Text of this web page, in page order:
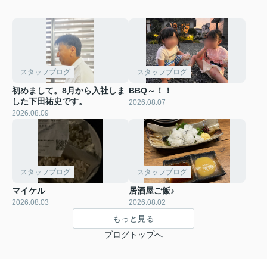
スタッフブログ
初めまして。8月から入社しま
した下田祐史です。
2026.08.09
スタッフブログ
BBQ～！！
2026.08.07
スタッフブログ
マイケル
2026.08.03
スタッフブログ
居酒屋ご飯♪
2026.08.02
もっと見る
ブログトップへ